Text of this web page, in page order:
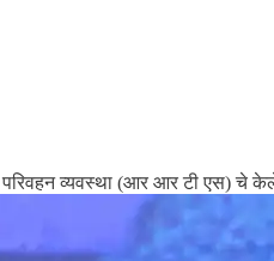
परिवहन व्यवस्था (आर आर टी एस) चे